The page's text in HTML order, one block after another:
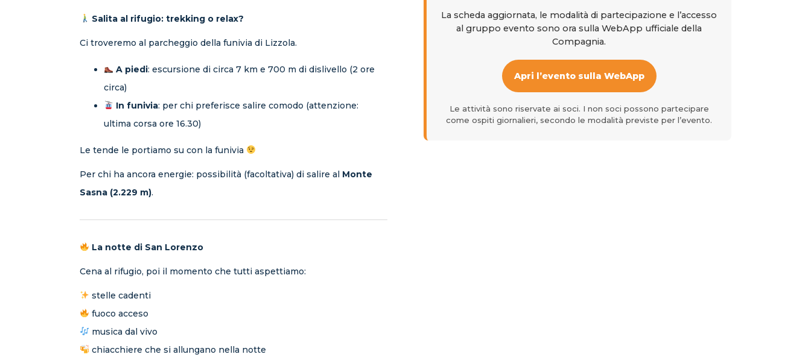
Salita al rifugio: trekking o relax?
Ci troveremo al parcheggio della funivia di Lizzola.
A piedi: escursione di circa 7 km e 700 m di dislivello (2 ore
circa)
In funivia: per chi preferisce salire comodo (attenzione:
ultima corsa ore 16.30)
Le tende le portiamo su con la funivia
Per chi ha ancora energie: possibilità (facoltativa) di salire al Monte
Sasna (2.229 m).
La notte di San Lorenzo
Cena al rifugio, poi il momento che tutti aspettiamo:
stelle cadenti
fuoco acceso
musica dal vivo
chiacchiere che si allungano nella notte
La scheda aggiornata, le modalità di partecipazione e l’accesso
al gruppo evento sono ora sulla WebApp ufficiale della
Compagnia.
Apri l’evento sulla WebApp
Le attività sono riservate ai soci. I non soci possono partecipare
come ospiti giornalieri, secondo le modalità previste per l’evento.